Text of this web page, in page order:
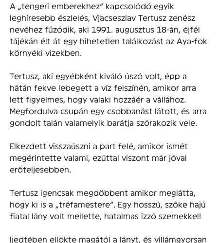
A „tengeri emberekhez” kapcsolódó egyik
leghíresebb észlelés, Vjacseszlav Tertusz zenész
nevéhez fűződik, aki 1991. augusztus 18-án, éjfél
tájékán élt át egy hihetetlen találkozást az Aya-fok
környéki vizekben.
Tertusz, aki egyébként kiváló úszó volt, épp a
hátán fekve lebegett a víz felszínén, amikor arra
lett figyelmes, hogy valaki hozzáér a vállához.
Megfordulva csupán egy csobbanást látott, és arra
gondolt talán valamelyik barátja szórakozik vele.
Elkezdett visszaúszni a part felé, amikor ismét
megérintette valami, ezúttal viszont már jóval
erőteljesebben.
Tertusz igencsak megdöbbent amikor meglátta,
hogy ki is a „tréfamestere”. Egy hosszú, szőke hajú
fiatal lány volt mellette, hatalmas izzó szemekkel!
Ijedtében ellökte magától a lányt, és villámgyorsan